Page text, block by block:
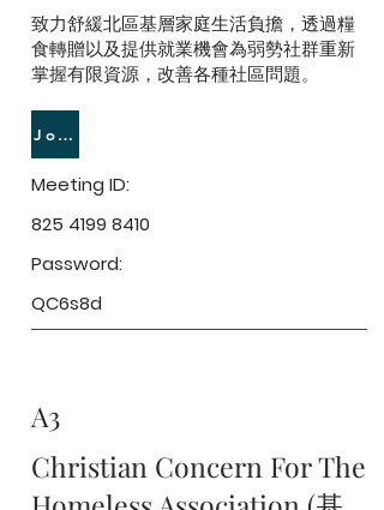
Join Meeting
致力舒緩北區基層家庭生活負擔，透過糧
食轉贈以及提供就業機會為弱勢社群重新
掌握有限資源，改善各種社區問題。
Meeting ID:
825 4199 8410
Password:
QC6s8d
A3
Christian Concern For The